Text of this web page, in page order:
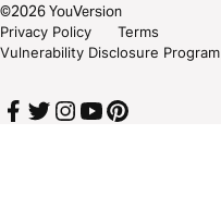
©2026YouVersion
Privacy Policy
Terms
Vulnerability Disclosure Program